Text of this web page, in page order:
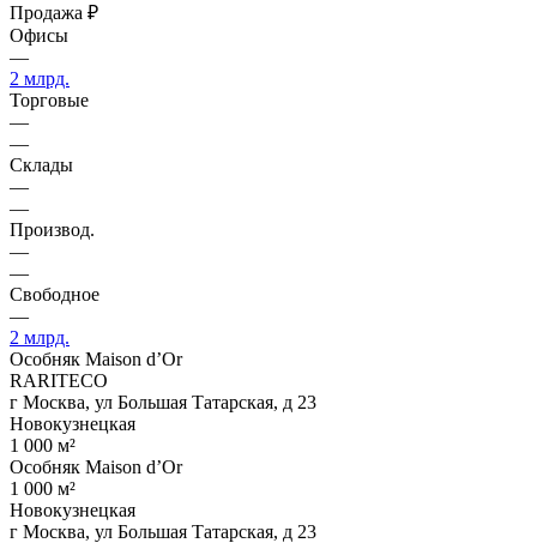
Продажа ₽
Офисы
—
2 млрд.
Торговые
—
—
Склады
—
—
Производ.
—
—
Свободное
—
2 млрд.
Особняк Maison d’Or
RARITECO
г Москва, ул Большая Татарская, д 23
Новокузнецкая
1 000 м²
Особняк Maison d’Or
1 000 м²
Новокузнецкая
г Москва, ул Большая Татарская, д 23